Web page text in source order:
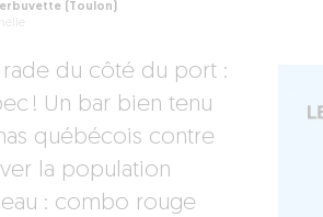
(Toulon)
rade du côté du port :
! Un bar bien tenu
québécois contre
la population
: combo rouge